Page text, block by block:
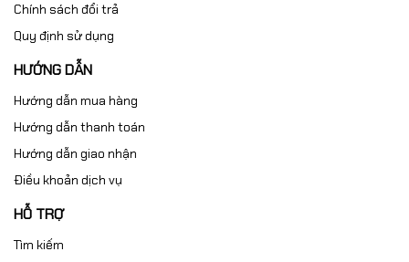
Chính sách đổi trả
Quy định sử dụng
HƯỚNG DẪN
Hướng dẫn mua hàng
Hướng dẫn thanh toán
Hướng dẫn giao nhận
Điều khoản dịch vụ
HỖ TRỢ
Tìm kiếm